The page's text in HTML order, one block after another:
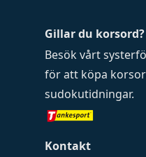
Gillar du korsord?
Besök vårt
för att köpa
sudokutidningar.
Kontakt